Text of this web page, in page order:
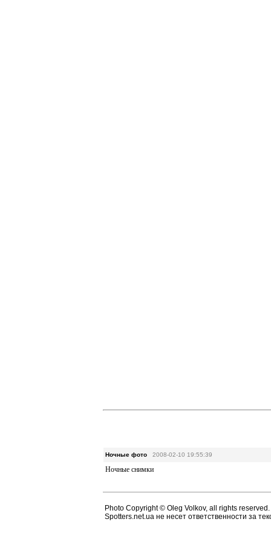
Ночные фото 2008-02-10 19:55:39
Ночные снимки
Photo Copyright © Oleg Volkov, all rights reserved.
Spotters.net.ua не несет ответственности за